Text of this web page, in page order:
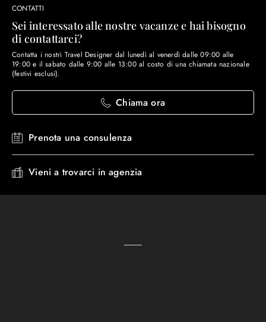
CONTATTI
Sei interessato alle nostre vacanze e hai bisogno
di contattarci?
Contatta i nostri Travel Designer dal lunedì al venerdì dalle 09:00 alle
19:00 e il sabato dalle 9:00 alle 13:00 al costo di una chiamata nazionale
(festivi esclusi).
Chiama ora
Prenota una consulenza
Vieni a trovarci in agenzia